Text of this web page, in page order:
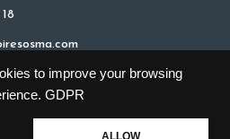
to improve your browsing
GDPR
ALLOW